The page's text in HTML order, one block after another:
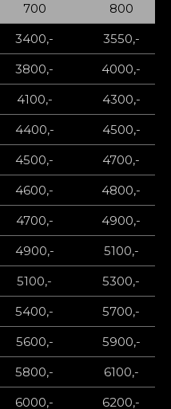
700
800
3400,-
3550,-
3800,-
4000,-
4100,-
4300,-
4400,-
4500,-
4500,-
4700,-
4600,-
4800,-
4700,-
4900,-
4900,-
5100,-
5100,-
5300,-
5400,-
5700,-
5600,-
5900,-
5800,-
6100,-
6000,- 6200,-